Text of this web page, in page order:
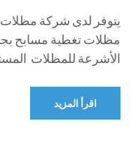
يتوفر لدى شركة
مظلات تغطية مسابح
الأشرعة للمظلات
اقرأ المزيد